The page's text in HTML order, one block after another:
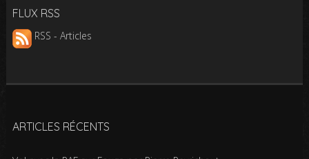
FLUX RSS
RSS - Articles
ARTICLES RÉCENTS